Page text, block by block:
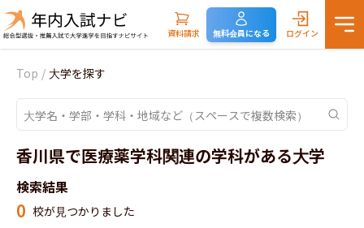
資料請求 無料会員になる ログイン
Top / 大学を探す
香川県で医療薬学科関連の学科がある大学
検索結果
0 校が見つかりました